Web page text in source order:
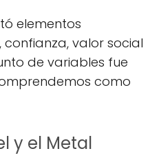
elementos
valor social
de variables fue
como
y el Metal